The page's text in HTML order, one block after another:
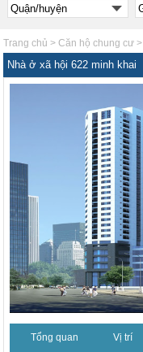
Trang chủ >Căn hộ chung cư >
Nhà ở xã hội 622 minh khai
Tổng quan Vị trí